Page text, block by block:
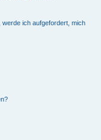
werde ich aufgefordert, mich